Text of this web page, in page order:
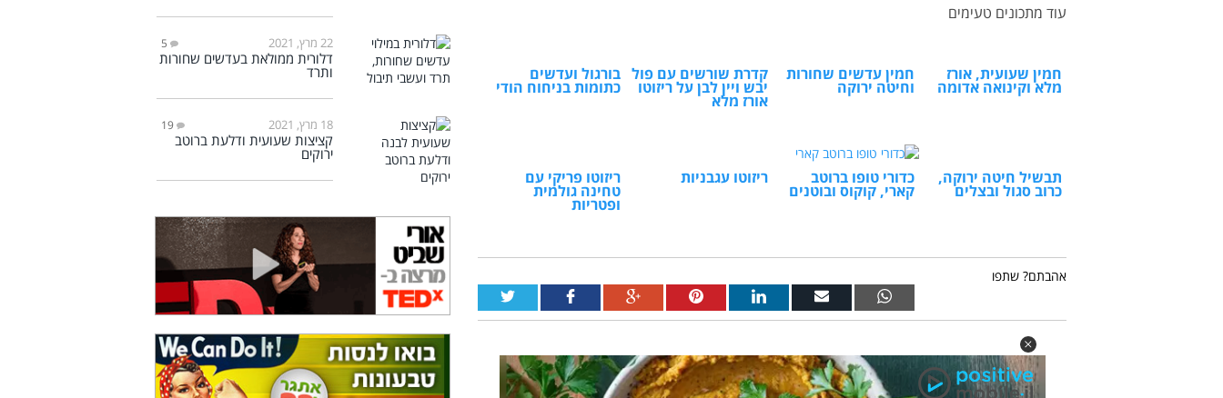
עוד מתכונים טעימים
חמין שעועית, אורז
מלא וקינואה אדומה
חמין עדשים שחורות
וחיטה ירוקה
קדרת שורשים עם פול
יבש ויין לבן על ריזוטו
אורז מלא
בורגול ועדשים
כתומות בניחוח הודי
תבשיל חיטה ירוקה,
כרוב סגול ובצלים
כדורי טופו ברוטב
קארי, קוקוס ובוטנים
ריזוטו עגבניות ריזוטו פריקי עם
טחינה גולמית
ופטריות
אהבתם? שתפו
22 מרץ, 2021 5
דלורית ממולאת בעדשים שחורות
ותרד
18 מרץ, 2021 19
קציצות שעועית ודלעת ברוטב
ירוקים